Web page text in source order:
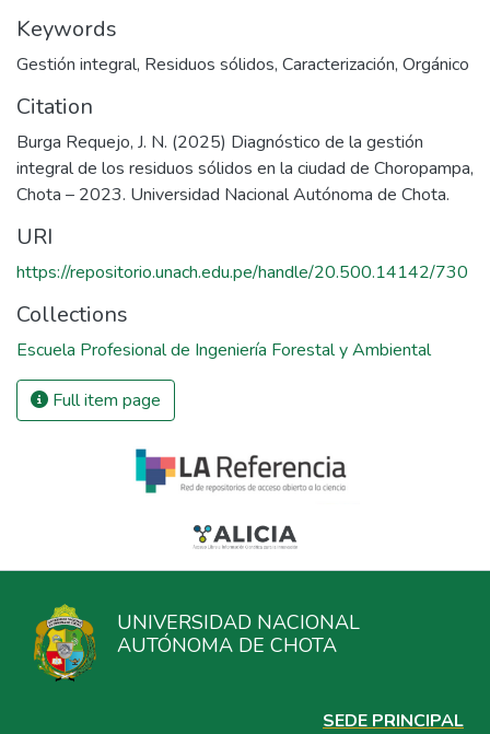
Keywords
Gestión integral, Residuos sólidos, Caracterización, Orgánico
Citation
Burga Requejo, J. N. (2025) Diagnóstico de la gestión
integral de los residuos sólidos en la ciudad de Choropampa,
Chota – 2023. Universidad Nacional Autónoma de Chota.
URI
https://repositorio.unach.edu.pe/handle/20.500.14142/730
Collections
Escuela Profesional de Ingeniería Forestal y Ambiental
Full item page
UNIVERSIDAD NACIONAL
AUTÓNOMA DE CHOTA
SEDE PRINCIPAL